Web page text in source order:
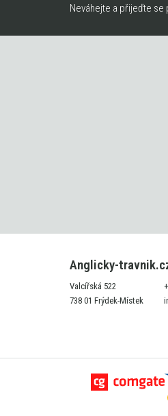
Neváhejte a přijeďte
Anglicky-
Valcířská 522
738 01 Frýdek-Místek